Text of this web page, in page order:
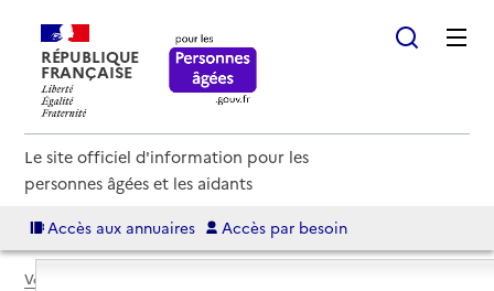
RÉPUBLIQUE
FRANÇAISE
Le site officiel d'information pour les
personnes âgées et les aidants
Accès aux annuaires Accès par besoin
Voir le fil d’Ariane